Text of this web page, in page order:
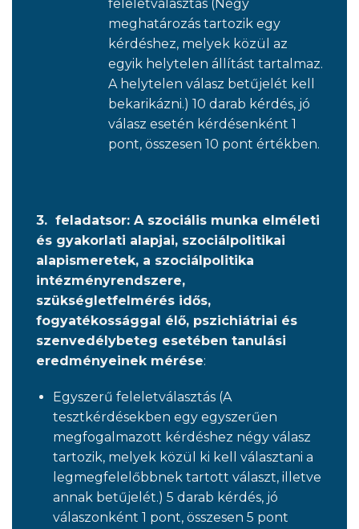
feleletválasztás (Négy
meghatározás tartozik egy
kérdéshez, melyek közül az
egyik helytelen állítást tartalmaz.
A helytelen válasz betűjelét kell
bekarikázni.) 10 darab kérdés, jó
válasz esetén kérdésenként 1
pont, összesen 10 pont értékben.
3. feladatsor: A szociális munka elméleti
és gyakorlati alapjai, szociálpolitikai
alapismeretek, a szociálpolitika
intézményrendszere,
szükségletfelmérés idős,
fogyatékossággal élő, pszichiátriai és
szenvedélybeteg esetében tanulási
eredményeinek mérése:
Egyszerű feleletválasztás (A
tesztkérdésekben egy egyszerűen
megfogalmazott kérdéshez négy válasz
tartozik, melyek közül ki kell választani a
legmegfelelőbbnek tartott választ, illetve
annak betűjelét.) 5 darab kérdés, jó
válaszonként 1 pont, összesen 5 pont